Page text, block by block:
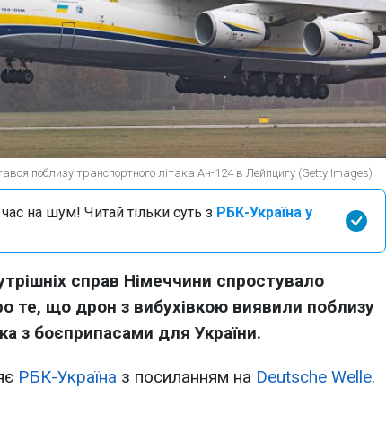
поблизу транспортного літака Ан-124 в Лейпцигу (Getty Images)
на шум! Читай тільки суть з РБК-Україна у
справ Німеччини спростувало
те, що дрон з вибухівкою виявили поблизу
з боєприпасами для України.
РБК-Україна з посиланням на Deutsche Welle.